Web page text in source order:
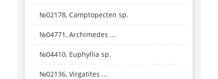
№02178, Camptopecten sp.
№04771, Archimedes ...
№04410, Euphyllia sp.
№02136, Virgatites ...